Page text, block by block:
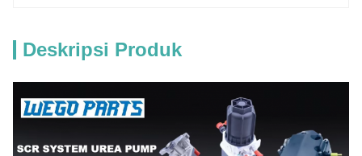
Deskripsi Produk